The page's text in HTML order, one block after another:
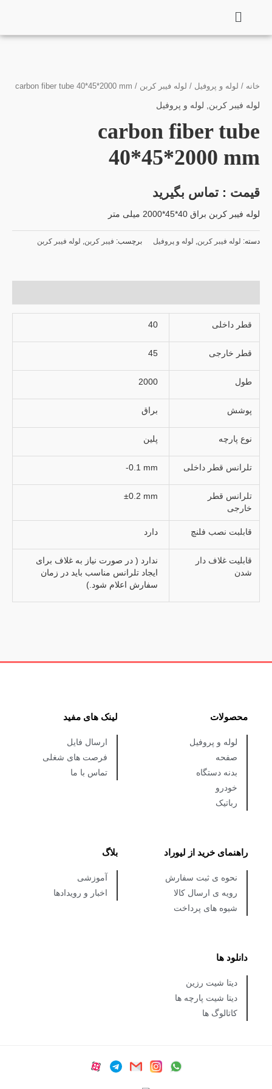
محتوا
خانه / لوله و پروفیل / لوله فیبر کربن / carbon fiber tube 40*45*2000 mm
لوله فیبر کربن لوله و پروفیل
carbon fiber tube
40*45*2000 mm
قیمت : تماس بگیرید
لوله فیبر کربن براق 40*45*2000 میلی متر
دسته: لوله فیبر کربن لوله و پروفیل برچسب: فیبر کربن لوله فیبر کربن
قطر داخلی 40
قطر خارجی 45
طول 2000
پوشش براق
نوع پارچه پلین
تلرانس قطر داخلی -0.1 mm
تلرانس قطر
خارجی
±0.2 mm
قابلبت نصب فلنچ دارد
قابلیت غلاف دار
شدن
ندارد ( در صورت نیاز به غلاف برای
ایجاد تلرانس مناسب باید در زمان
سفارش اعلام شود.)
محصولات
لوله و پروفیل
صفحه
بدنه دستگاه
خودرو
رباتیک
لینک های مفید
ارسال فایل
فرصت های شغلی
تماس با ما
راهنمای خرید از لیوراد
نحوه ی ثبت سفارش
رویه ی ارسال کالا
شیوه های پرداخت
بلاگ
آموزشی
اخبار و رویدادها
دانلود ها
دیتا شیت رزین
دیتا شیت پارچه ها
کاتالوگ ها